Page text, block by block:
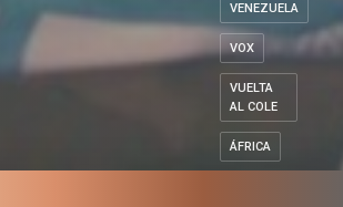
VENEZUELA
VOX
VUELTA
AL COLE
ÁFRICA